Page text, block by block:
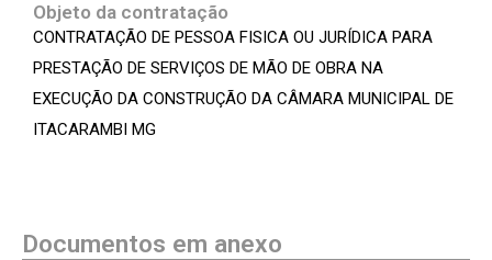
Objeto da contratação
CONTRATAÇÃO DE PESSOA FISICA OU JURÍDICA PARA
PRESTAÇÃO DE SERVIÇOS DE MÃO DE OBRA NA
EXECUÇÃO DA CONSTRUÇÃO DA CÂMARA MUNICIPAL DE
ITACARAMBI MG
Documentos em anexo